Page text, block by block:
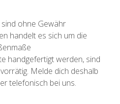
ohne Gewähr
handelt es sich um die
handgefertigt werden, sind
Melde dich deshalb
telefonisch bei uns.